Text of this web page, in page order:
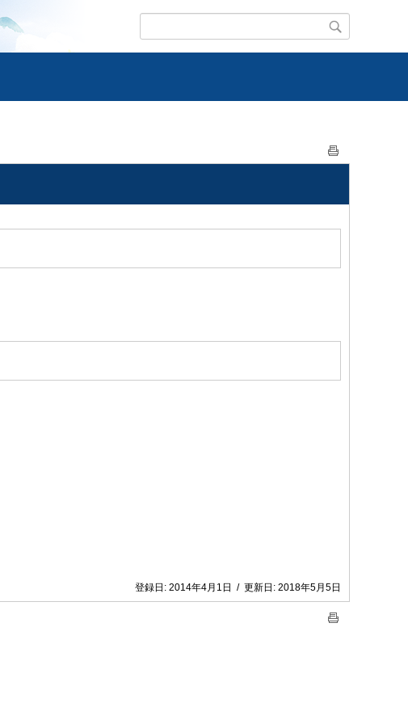
登録日: 2014年4月1日 / 更新日: 2018年5月5日